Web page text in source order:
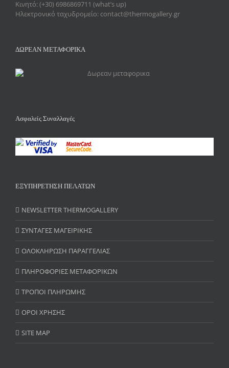
Κινητό: (+30) 6986869711 (what’s up)
Ηλεκτρονικό ταχυδρομείο: contact@thermogallery.gr
ΔΩΡΕΑΝ ΜΕΤΑΦΟΡΙΚΑ
Ασφαλείς Συναλλαγές
ΕΞΥΠΗΡΕΤΗΣΗ ΠΕΛΑΤΩΝ
NEWSLETTER THERMOGALLERY
ΣΥΝΤΑΓΕΣ ΜΑΓΕΙΡΙΚΗΣ
ΟΛΟΚΛΗΡΩΣΗ ΠΑΡΑΓΓΕΛΙΑΣ
ΠΛΗΡΟΦΟΡΙΕΣ ΜΕΤΑΦΟΡΙΚΩΝ
ΤΡΟΠΟΙ ΠΛΗΡΩΜΗΣ
ΟΡΟΙ ΧΡΗΣΗΣ
SITE MAP